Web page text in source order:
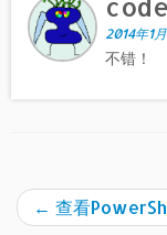
2014年1
不错！
← 查看